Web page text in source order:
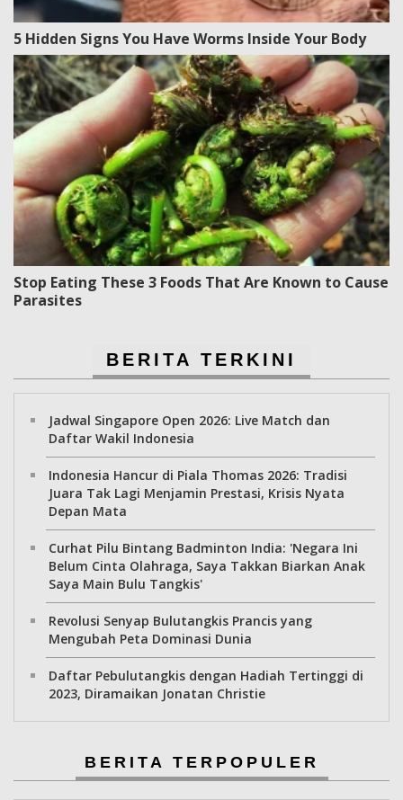
5 Hidden Signs You Have Worms Inside Your Body
Stop Eating These 3 Foods That Are Known to Cause
Parasites
BERITA TERKINI
Jadwal Singapore Open 2026: Live Match dan
Daftar Wakil Indonesia
Indonesia Hancur di Piala Thomas 2026: Tradisi
Juara Tak Lagi Menjamin Prestasi, Krisis Nyata
Depan Mata
Curhat Pilu Bintang Badminton India: 'Negara Ini
Belum Cinta Olahraga, Saya Takkan Biarkan Anak
Saya Main Bulu Tangkis'
Revolusi Senyap Bulutangkis Prancis yang
Mengubah Peta Dominasi Dunia
Daftar Pebulutangkis dengan Hadiah Tertinggi di
2023, Diramaikan Jonatan Christie
BERITA TERPOPULER